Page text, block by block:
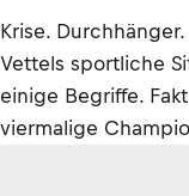
Krise.
Vettels sportliche
einige Begriffe.
viermalige